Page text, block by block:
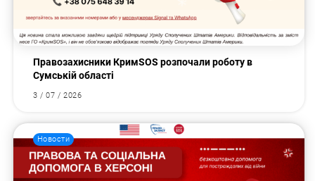
Правозахисники КримSOS розпочали роботу в
Сумській області
3 / 07 / 2026
Новости